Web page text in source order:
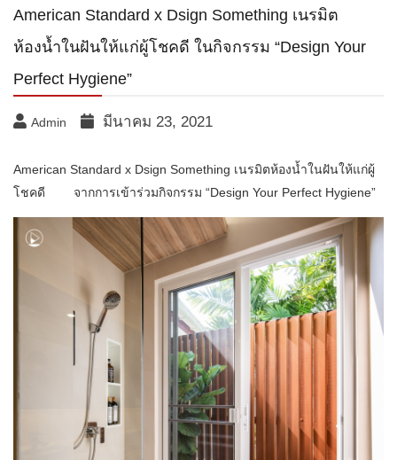
American Standard x Dsign Something เนรมิต
ห้องน้ำในฝันให้แก่ผู้โชคดี ในกิจกรรม “Design Your
Perfect Hygiene”
Admin มีนาคม 23, 2021
American Standard x Dsign Something เนรมิตห้องน้ำในฝันให้แก่ผู้
โชคดี จากการเข้าร่วมกิจกรรม “Design Your Perfect Hygiene”